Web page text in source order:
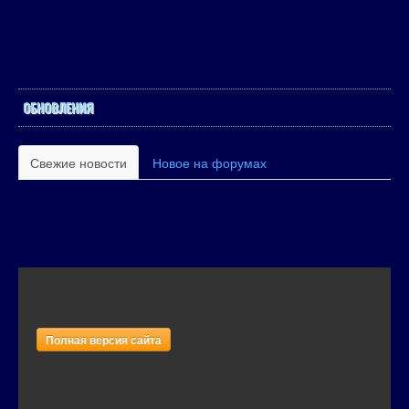
ОБНОВЛЕНИЯ
Свежие новости Новое на форумах
Полная версия сайта